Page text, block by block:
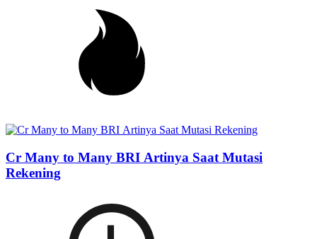
Cr Many to Many BRI Artinya Saat Mutasi
Rekening